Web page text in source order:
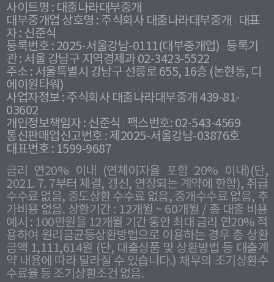
사이트명 : 대출나라대부중개
대부중개업 상호명 : 주식회사 대출나라대부중개
대표
자 : 신준식
등록번호 : 2025-서울강남-0111(대부중개업) 등록기
관 : 서울 강남구 지역경제과 02-3423-5522
주소 : 서울특별시 강남구 선릉로 655, 16층 (논현동, 디
에이원타워)
사업자정보 : 주식회사 대출나라대부중개 439-81-
03602
개인정보책임자 : 신준식
팩스번호: 02-543-4569
통신판매업신고번호 : 제2025-서울강남-03876호
대표번호 : 1599-9687
금리 연20% 이내 (연체이자율 포함 20% 이내)(단,
2021. 7. 7부터 체결, 갱신, 연장되는 계약에 한함), 취급
수수료 없음, 중도상환 수수료 없음, 중개수수료 없음, 추
가비용 없음. 상환기간 : 12개월 ~ 60개월 / 총 대출 비용
예시 : 100만원을 12개월 기간 동안 최대 금리 연20% 적
용하여 원리금균등상환방법으로 이용하는 경우 총 상환
금액 1,111,614원 (단, 대출상품 및 상환방법 등 대출계
약 내용에 따라 달라질 수 있습니다.) 채무의 조기상환수
수료율 등 조기상환조건 없음.